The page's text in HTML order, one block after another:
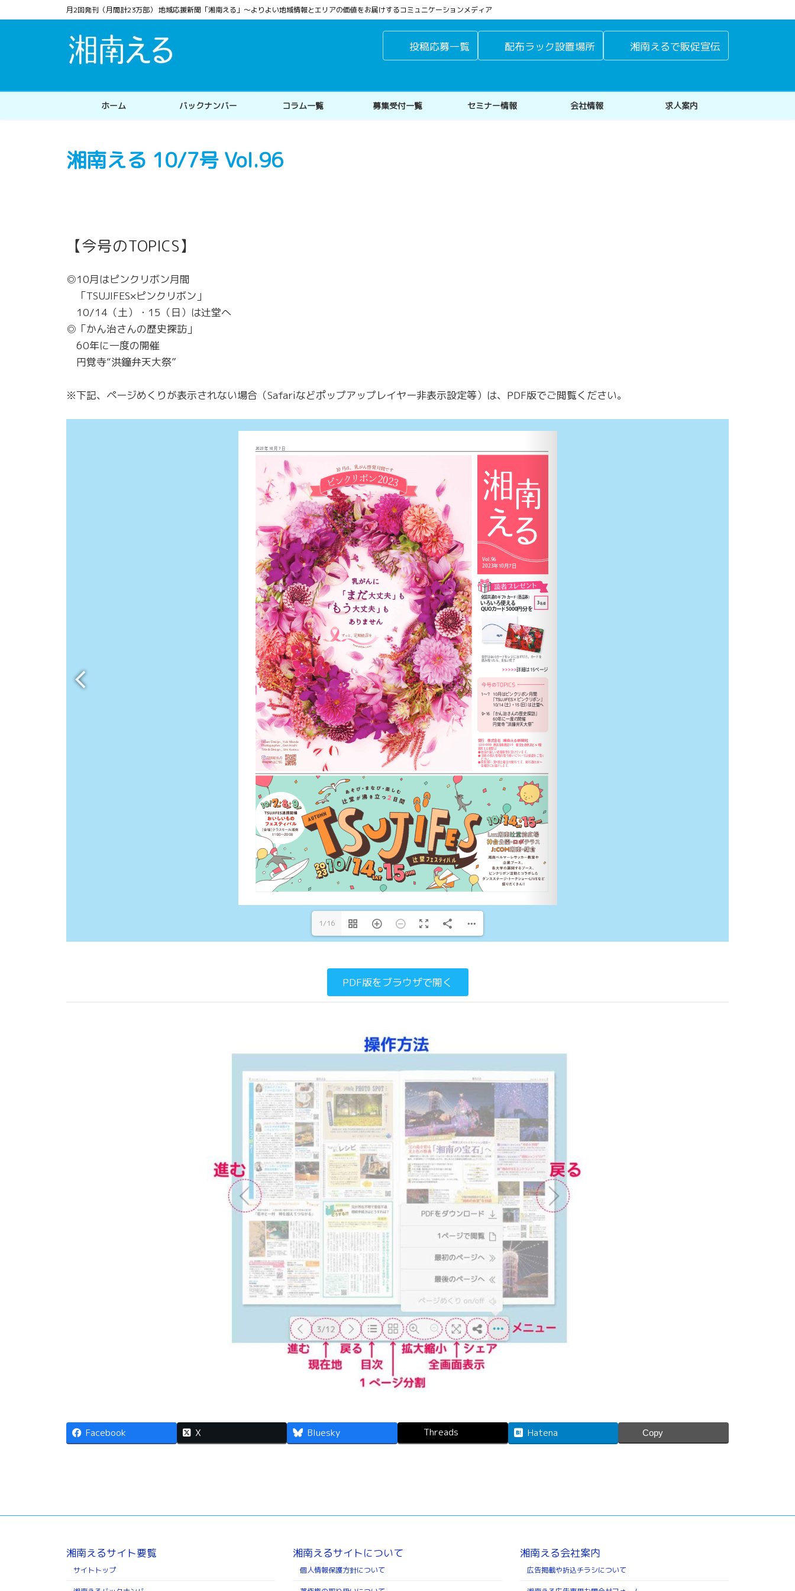
ン
ス
ビ
ン
月2回発刊（月間計23万部） 地域応援新聞「湘南える」〜よりよい地域情報とエリアの価値をお届けするコミュニケーションメディア
投稿応募一覧 配布ラック設置場所 湘南えるで販促宣伝
ホーム バックナンバー コラム一覧 募集受付一覧 セミナー情報 会社情報 求人案内
湘南える 10/7号 Vol.96
【今号のTOPICS】
◎10月はピンクリボン月間
「TSUJIFES×ピンクリボン」
10/14（土）・15（日）は辻堂へ
◎「かん治さんの歴史探訪」
60年に一度の開催
円覚寺“洪鐘弁天大祭”
※下記、ページめくりが表示されない場合（Safariなどポップアップレイヤー非表示設定等）は、PDF版でご閲覧ください。
1/16
PDF版をブラウザで開く
Facebook X Bluesky Threads Hatena Copy
湘南えるサイト要覧
サイトトップ
湘南えるサイトについて
個人情報保護方針について
湘南える会社案内
広告掲載や折込チラシについて